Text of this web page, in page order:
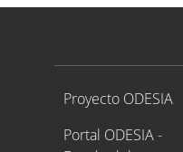
Proyecto ODESIA
Proyecto ODESIA
Portal ODESIA -